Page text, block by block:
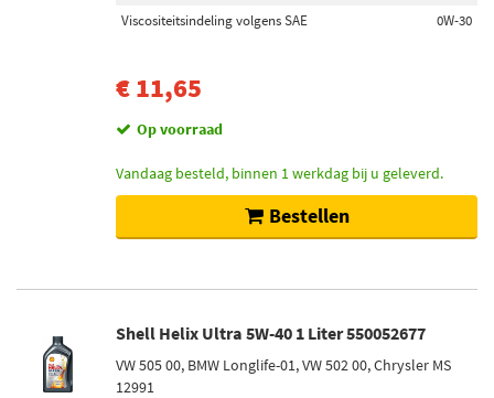
Inhoud [liter]
5W-30 (70)
0W-30 (27)
5W-40 (27)
Viscositeitsindeling volgens SAE
0W-30
€ 11,65
Op voorraad
Vandaag besteld, binnen 1 werkdag bij u geleverd.
Bestellen
Shell Helix Ultra 5W-40 1 Liter 550052677
VW 505 00, BMW Longlife-01, VW 502 00, Chrysler MS
12991